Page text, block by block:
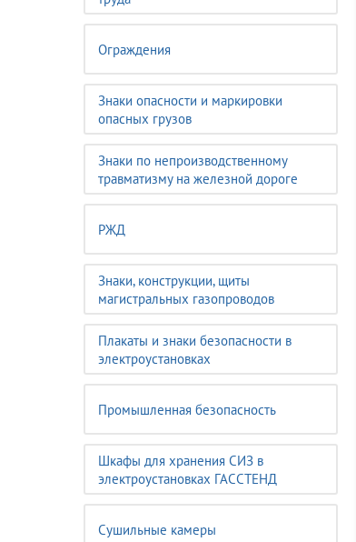
Ограждения
Знаки опасности и маркировки
опасных грузов
Знаки по непроизводственному
травматизму на железной дороге
РЖД
Знаки, конструкции, щиты
магистральных газопроводов
Плакаты и знаки безопасности в
электроустановках
Промышленная безопасность
Шкафы для хранения СИЗ в
электроустановках ГАССТЕНД
Сушильные камеры